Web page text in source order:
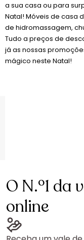
a sua casa ou para
Natal! Móveis de casa
de hidromassagem,
Tudo a preços de
já as nossas
mágico neste Natal!
O N.º1 da
online